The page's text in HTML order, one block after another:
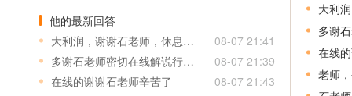
他的最新回答
大利润，谢谢石老师，休息去，星期一再见！
08-07 21:41
多谢石老师密切在线解说行情，我没有高位多，全是4050左右的多，短线都按你的开丶平仓了
08-07 21:39
在线的谢谢石老师辛苦了
08-07 21:43
大利
多谢
在线
老师